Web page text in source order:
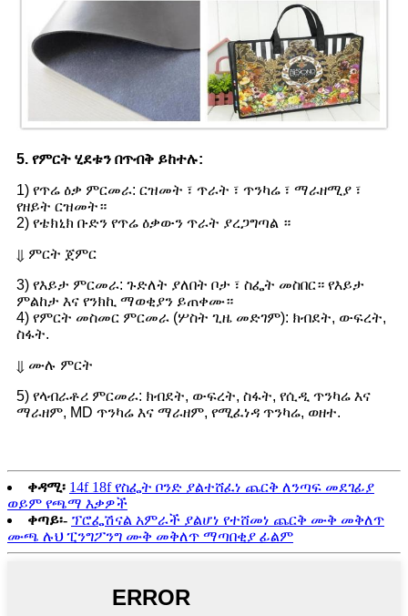
5. የምርት ሂደቱን በጥብቅ ይከተሉ:
1) የጥሬ ዕቃ ምርመራ: ርዝመት ፣ ጥራት ፣ ጥንካሬ ፣ ማራዘሚያ ፣
የዘይት ርዝመት።
2) የቴክኒክ ቡድን የጥሬ ዕቃውን ጥራት ያረጋግጣል ።
⇓ ምርት ጀምር
3) የእይታ ምርመራ: ጉድለት ያለበት ቦታ ፣ ስፌት መስበር። የእይታ
ምልከታ እና የንክኪ ማወቂያን ይጠቀሙ።
4) የምርት መስመር ምርመራ (ሦስት ጊዜ መድገም): ክብደት, ውፍረት,
ስፋት.
⇓ ሙሉ ምርት
5) የላብራቶሪ ምርመራ: ክብደት, ውፍረት, ስፋት, የሲዲ ጥንካሬ እና
ማራዘም, MD ጥንካሬ እና ማራዘም, የሚፈነዳ ጥንካሬ, ወዘተ.
ቀዳሚ፡ 14f 18f የስፌት ቦንድ ያልተሸፈነ ጨርቅ ለንጣፍ መደገፊያ
ወይም የጫማ እቃዎች
ቀጣይ፡- ፕሮፌሽናል አምራች ያልሆነ የተሸመነ ጨርቅ ሙቅ መቅለጥ
ሙጫ ሉህ ፒንግፖንግ ሙቅ መቅለጥ ማጣበቂያ ፊልም